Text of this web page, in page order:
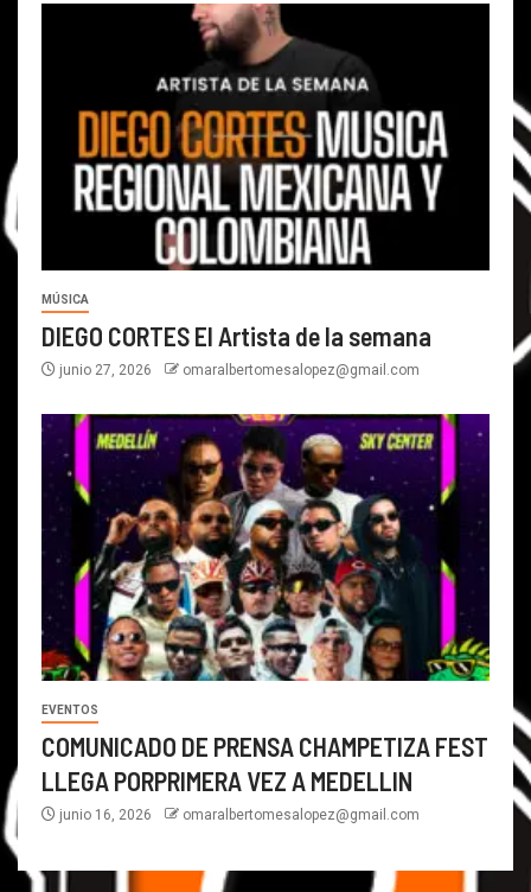
MÚSICA
DIEGO CORTES El Artista de la semana
junio 27, 2026 omaralbertomesalopez@gmail.com
EVENTOS
COMUNICADO DE PRENSA CHAMPETIZA FEST
LLEGA PORPRIMERA VEZ A MEDELLIN
junio 16, 2026 omaralbertomesalopez@gmail.com